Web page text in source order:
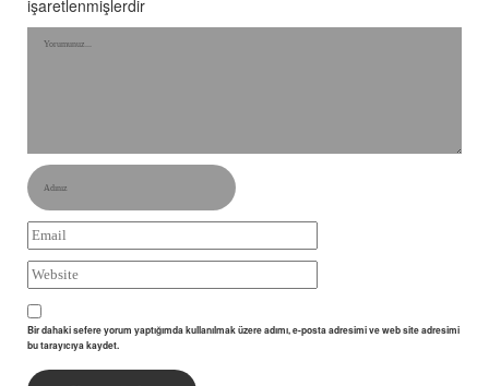
işaretlenmişlerdir
Bir dahaki sefere yorum yaptığımda kullanılmak üzere adımı, e-posta adresimi ve web site adresimi
bu tarayıcıya kaydet.